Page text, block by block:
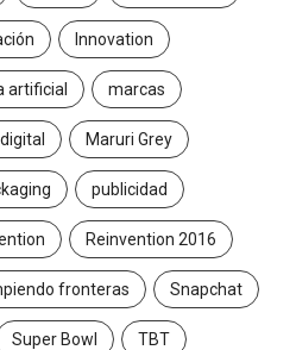
Innovation
artificial marcas
Maruri Grey
publicidad
Reinvention 2016
fronteras Snapchat
Super Bowl TBT